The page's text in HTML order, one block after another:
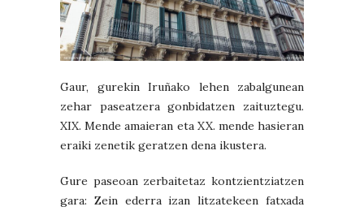
Gaur, gurekin Iruñako lehen zabalgunean
zehar paseatzera gonbidatzen zaituztegu.
XIX. Mende amaieran eta XX. mende hasieran
eraiki zenetik geratzen dena ikustera.
Gure paseoan zerbaitetaz kontzientziatzen
gara: Zein ederra izan litzatekeen fatxada